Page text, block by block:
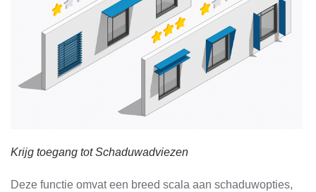
Krijg toegang tot Schaduwadviezen
Deze functie omvat een breed scala aan schaduwopties,